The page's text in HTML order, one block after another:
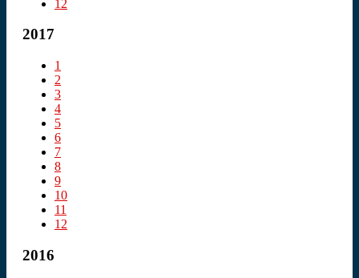
12
2017
1
2
3
4
5
6
7
8
9
10
11
12
2016